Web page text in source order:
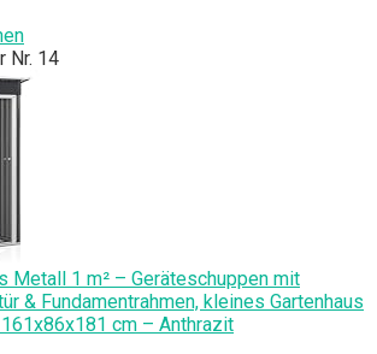
Nr. 14
Metall 1 m² – Geräteschuppen mit
& Fundamentrahmen, kleines Gartenhaus
cm – Anthrazit